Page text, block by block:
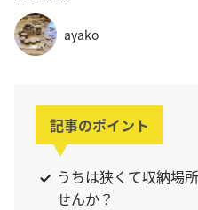
ayako
記事のポイント
うちは狭くて収納場
せんか？